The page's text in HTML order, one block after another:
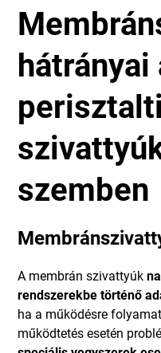
hátrányai
szemben
A membrán szivattyúk
rendszerekbe történő
ha a működésre
működtetés esetén